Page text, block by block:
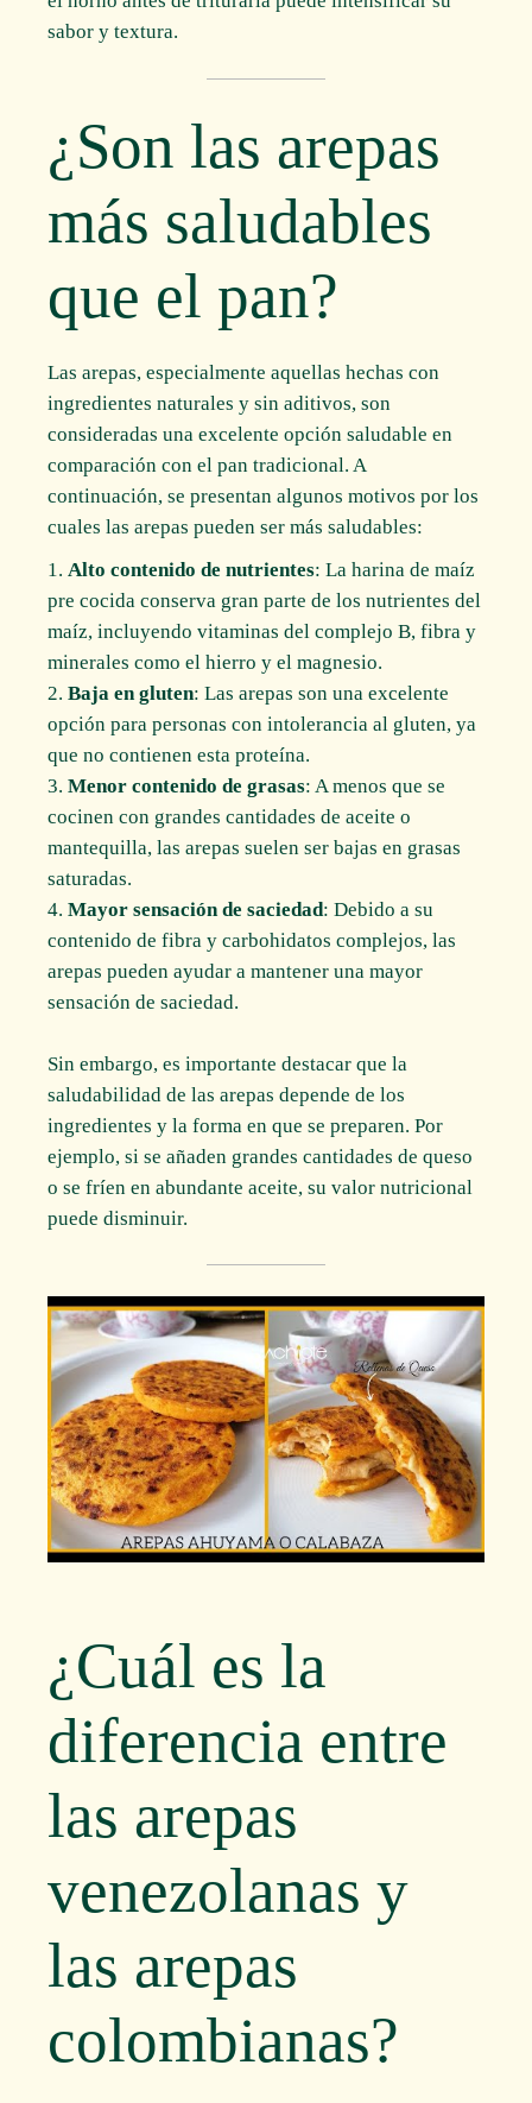
sabor y textura.
¿Son las arepas
más saludables
que el pan?
Las arepas, especialmente aquellas hechas con
ingredientes naturales y sin aditivos, son
consideradas una excelente opción saludable en
comparación con el pan tradicional. A
continuación, se presentan algunos motivos por los
cuales las arepas pueden ser más saludables:
Alto contenido de nutrientes: La harina de maíz
pre cocida conserva gran parte de los nutrientes del
maíz, incluyendo vitaminas del complejo B, fibra y
minerales como el hierro y el magnesio.
Baja en gluten: Las arepas son una excelente
opción para personas con intolerancia al gluten, ya
que no contienen esta proteína.
Menor contenido de grasas: A menos que se
cocinen con grandes cantidades de aceite o
mantequilla, las arepas suelen ser bajas en grasas
saturadas.
Mayor sensación de saciedad: Debido a su
contenido de fibra y carbohidatos complejos, las
arepas pueden ayudar a mantener una mayor
sensación de saciedad.
Sin embargo, es importante destacar que la
saludabilidad de las arepas depende de los
ingredientes y la forma en que se preparen. Por
ejemplo, si se añaden grandes cantidades de queso
o se fríen en abundante aceite, su valor nutricional
puede disminuir.
¿Cuál es la
diferencia entre
las arepas
venezolanas y
las arepas
colombianas?